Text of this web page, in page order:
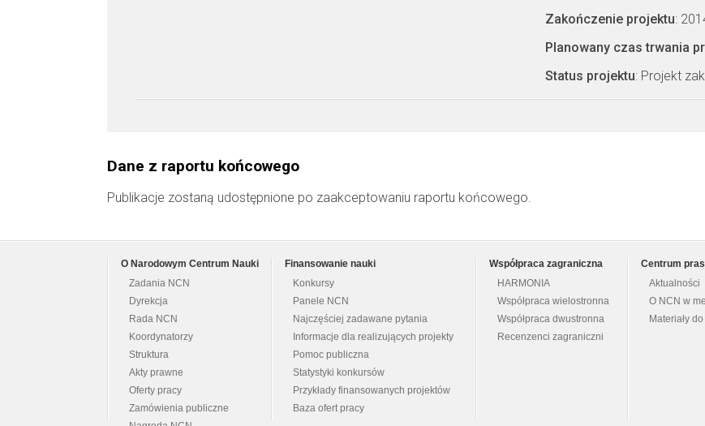
Zakończenie projektu:
Planowany czas trwania
Status projektu: Projekt
Dane z raportu końcowego
Publikacje zostaną udostępnione po zaakceptowaniu raportu końcowego.
O Narodowym Centrum Nauki
Zadania NCN
Dyrekcja
Rada NCN
Koordynatorzy
Struktura
Akty prawne
Oferty pracy
Zamówienia publiczne
Finansowanie nauki
Konkursy
Panele NCN
Najczęściej zadawane pytania
Informacje dla realizujących projekty
Pomoc publiczna
Statystyki konkursów
Przykłady finansowanych projektów
Baza ofert pracy
Współpraca zagraniczna
HARMONIA
Współpraca wielostronna
Współpraca dwustronna
Recenzenci zagraniczni
Centrum
Aktualności
O NCN w
Materiały